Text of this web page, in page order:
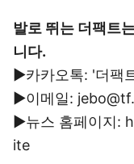
발로 뛰는 더팩트
니다.
▶카카오톡: '더팩
▶이메일:
▶뉴스 홈페이지:
ite